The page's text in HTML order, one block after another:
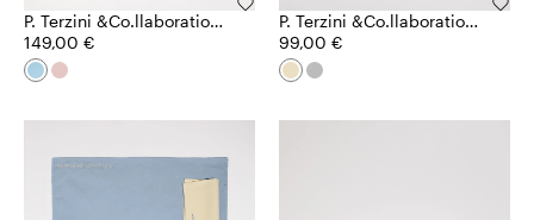
P. Terzini &Co.llaboration
Teller
149,00 €
P. Terzini &Co.llaboration
Platzsets
99,00 €